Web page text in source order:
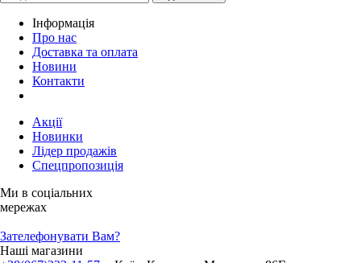
Iнформація
Про нас
Доставка та оплата
Новини
Контакти
Акції
Новинки
Лідер продажів
Спецпропозиція
Ми в соціальних
мережах
Зателефонувати Вам?
Наші магазини